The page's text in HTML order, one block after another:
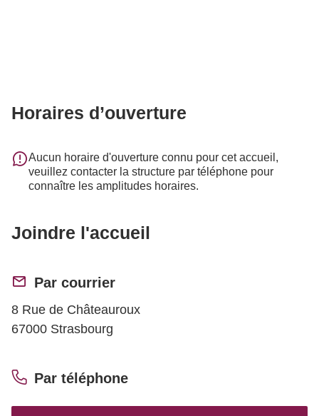
Horaires d’ouverture
Aucun horaire d'ouverture connu pour cet accueil,
veuillez contacter la structure par téléphone pour
connaître les amplitudes horaires.
Joindre l'accueil
Par courrier
8 Rue de Châteauroux
67000 Strasbourg
Par téléphone